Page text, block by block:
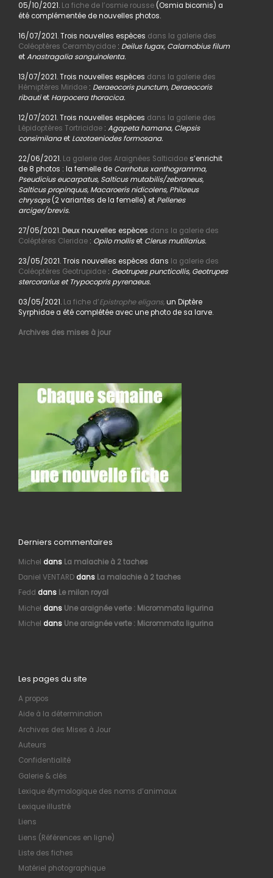
05/10/2021. La fiche de l’osmie rousse(Osmia bicornis) a
été complémentée de nouvelles photos.
16/07/2021. Trois nouvelles espèces dans la galerie des
Coléoptères Cerambycidae: Deilus fugax, Calamobius filum
etAnastragalia sanguinolenta.
13/07/2021. Trois nouvelles espèces dans la galerie des
Hémiptères Miridae: Deraeocoris punctum, Deraeocoris
ribautiet Harpocera thoracica.
12/07/2021. Trois nouvelles espèces dans la galerie des
Lépidoptères Tortricidae: Agapeta hamana, Clepsis
consimilanaet Lozotaeniodes formosana.
22/06/2021. La galerie des Araignées Salticidaes’enrichit
de 8 photos : la femelle de Carrhotus xanthogramma,
Pseudicius eucarpatus, Salticus mutabilis/zebraneus,
Salticus propinquus, Macaroeris nidicolens, Philaeus
chrysops(2 variantes de la femelle) et Pellenes
arciger/brevis.
27/05/2021. Deux nouvelles espèces dans la galerie des
Coléptères Cleridae: Opilo molliset Clerus mutillarius.
23/05/2021. Trois nouvelles espèces dans la galerie des
Coléoptères Geotrupidae: Geotrupes puncticollis, Geotrupes
stercorarius et Trypocopris pyrenaeus.
03/05/2021. La fiche d’Epistrophe eligans,un Diptère
Syrphidae a été complétée avec une photo de sa larve.
Archives des mises à jour
Derniers commentaires
Michel dans La malachie à 2 taches
Daniel VENTARDdans La malachie à 2 taches
Fedd dans Le milan royal
Michel dans Une araignée verte : Micrommata ligurina
Michel dans Une araignée verte : Micrommata ligurina
Les pages du site
A propos
Aide à la détermination
Archives des Mises à Jour
Auteurs
Confidentialité
Galerie & clés
Lexique étymologique des noms d’animaux
Lexique illustré
Liens
Liens (Références en ligne)
Liste des fiches
Matériel photographique